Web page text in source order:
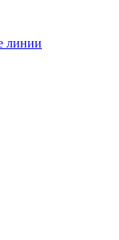
линии